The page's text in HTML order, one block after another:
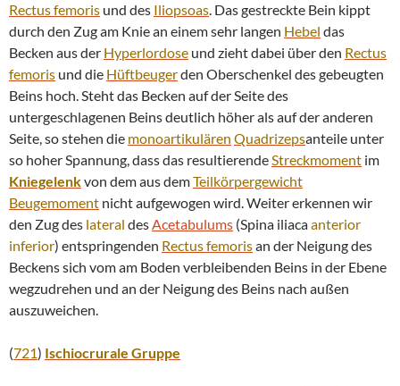
Rectus femoris und des Iliopsoas. Das gestreckte Bein kippt
durch den Zug am Knie an einem sehr langen Hebel das
Becken aus der Hyperlordose und zieht dabei über den Rectus
femoris und die Hüftbeugerden Oberschenkel des gebeugten
Beins hoch. Steht das Becken auf der Seite des
untergeschlagenen Beins deutlich höher als auf der anderen
Seite, so stehen die monoartikulären Quadrizepsanteile unter
so hoher Spannung, dass das resultierendeStreckmoment im
Kniegelenkvon dem aus demTeilkörpergewicht
Beugemoment nicht aufgewogen wird. Weiter erkennen wir
den Zug des lateral desAcetabulums (Spina iliacaanterior
inferior) entspringenden Rectus femorisan der Neigung des
Beckens sich vom am Boden verbleibenden Beins in der Ebene
wegzudrehen und an der Neigung des Beins nach außen
auszuweichen.
(721) Ischiocrurale Gruppe